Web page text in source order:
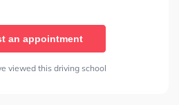
an appointment
viewed this driving school